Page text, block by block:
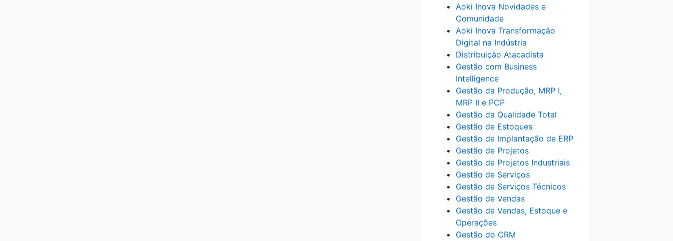
Aoki Inova Novidades e
Comunidade
Aoki Inova Transformação
Digital na Indústria
Distribuição Atacadista
Gestão com Business
Intelligence
Gestão da Produção, MRP I,
MRP II e PCP
Gestão da Qualidade Total
Gestão de Estoques
Gestão de Implantação de ERP
Gestão de Projetos
Gestão de Projetos Industriais
Gestão de Serviços
Gestão de Serviços Técnicos
Gestão de Vendas
Gestão de Vendas, Estoque e
Operações
Gestão do CRM